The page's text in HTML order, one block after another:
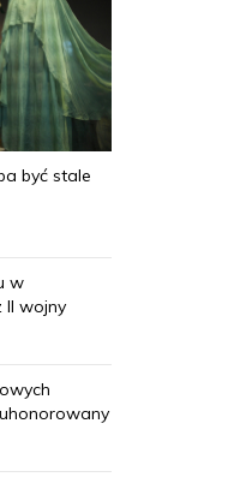
być stale
w
II wojny